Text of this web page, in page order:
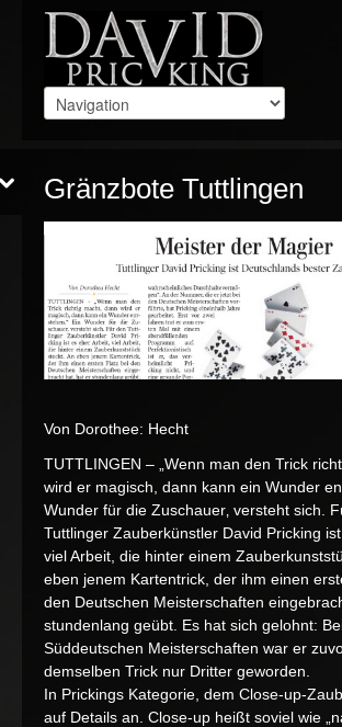
Gränzbote Tuttlingen
Von Dorothee: Hecht
TUTTLINGEN – „Wenn man den Trick
wird er magisch, dann kann ein Wunder
Wunder für die Zuschauer‚ versteht sich.
Tuttlinger Zauberkünstler David Pricking
viel Arbeit, die hinter einem
eben jenem Kartentrick, der ihm einen
den Deutschen Meisterschaften
stundenlang geübt. Es hat sich gelohnt:
Süddeutschen Meisterschaften war er
demselben Trick nur Dritter geworden.
In Prickings Kategorie, dem Close-up-
auf Details an. Close-up heißt soviel wie